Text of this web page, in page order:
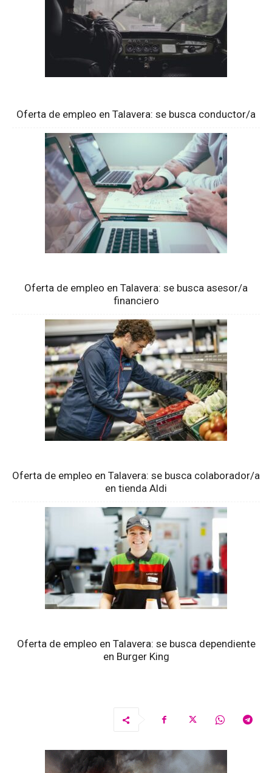
Oferta de empleo en Talavera: se busca conductor/a
Oferta de empleo en Talavera: se busca asesor/a
financiero
Oferta de empleo en Talavera: se busca colaborador/a
en tienda Aldi
Oferta de empleo en Talavera: se busca dependiente
en Burger King